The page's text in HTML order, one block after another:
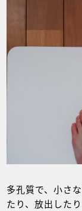
多孔質で、小さ
たり、放出した